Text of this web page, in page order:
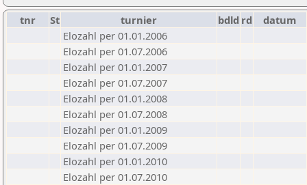
tnr St turnier bdld rd
datum
Elozahl per 01.01.2006
Elozahl per 01.07.2006
Elozahl per 01.01.2007
Elozahl per 01.07.2007
Elozahl per 01.01.2008
Elozahl per 01.07.2008
Elozahl per 01.01.2009
Elozahl per 01.07.2009
Elozahl per 01.01.2010
Elozahl per 01.07.2010